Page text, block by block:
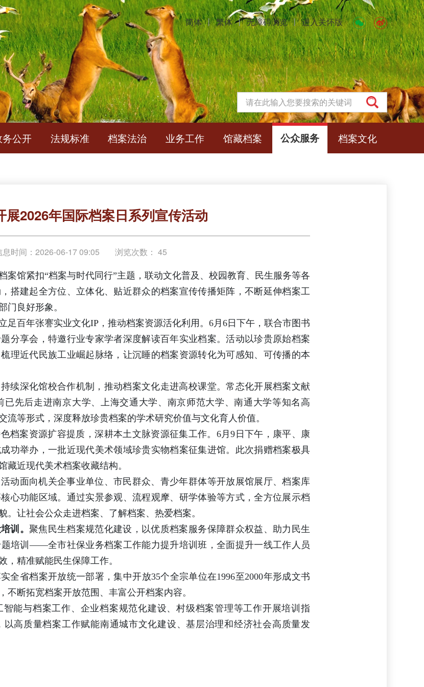
简体 丨 繁体 丨 无障碍浏览 丨 进入关怀版
务公开 法规标准 档案法治 业务工作 馆藏档案 公众服务 档案文化
展2026年国际档案日系列宣传活动
息时间：2026-06-17 09:05 浏览次数： 45
案馆紧扣“档案与时代同行”主题，联动文化普及、校园教育、民生服务等各
搭建起全方位、立体化、贴近群众的档案宣传传播矩阵，不断延伸档案工
门良好形象。
足百年张謇实业文化IP，推动档案资源活化利用。6月6日下午，联合市图书
分享会，特邀行业专家学者深度解读百年实业档案。活动以珍贵原始档案
理近代民族工业崛起脉络，让沉睡的档案资源转化为可感知、可传播的本
持续深化馆校合作机制，推动档案文化走进高校课堂。常态化开展档案文献
已先后走进南京大学、上海交通大学、南京师范大学、南通大学等知名高
流等形式，深度释放珍贵档案的学术研究价值与文化育人价值。
档案资源扩容提质，深耕本土文脉资源征集工作。6月9日下午，康平、康
功举办，一批近现代美术领域珍贵实物档案征集进馆。此次捐赠档案极具
藏近现代美术档案收藏结构。
活动面向机关企事业单位、市民群众、青少年群体等开放展馆展厅、档案库
心功能区域。通过实景参观、流程观摩、研学体验等方式，全方位展示档
让社会公众走进档案、了解档案、热爱档案。
训。 聚焦民生档案规范化建设，以优质档案服务保障群众权益、助力民生
培训——全市社保业务档案工作能力提升培训班，全面提升一线工作人员
，精准赋能民生保障工作。
全省档案开放统一部署，集中开放35个全宗单位在1996至2000年形成文书
不断拓宽档案开放范围、丰富公开档案内容。
能与档案工作、企业档案规范化建设、村级档案管理等工作开展培训指
高质量档案工作赋能南通城市文化建设、基层治理和经济社会高质量发